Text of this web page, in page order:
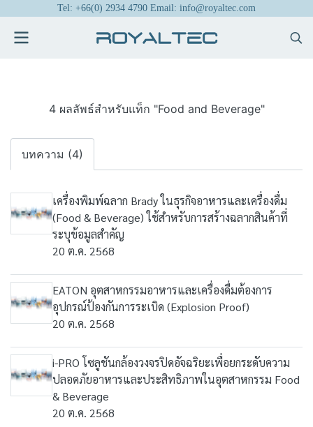
Tel: +66(0) 2934 4790 Email: info@royaltec.com
4 ผลลัพธ์สำหรับแท็ก "Food and Beverage"
บทความ (4)
เครื่องพิมพ์ฉลาก Brady ในธุรกิจอาหารและเครื่องดื่ม
(Food & Beverage) ใช้สำหรับการสร้างฉลากสินค้าที่
ระบุข้อมูลสำคัญ
20 ต.ค. 2568
EATON อุตสาหกรรมอาหารและเครื่องดื่มต้องการ
อุปกรณ์ป้องกันการระเบิด (Explosion Proof)
20 ต.ค. 2568
i-PRO โซลูชันกล้องวงจรปิดอัจฉริยะเพื่อยกระดับความ
ปลอดภัยอาหารและประสิทธิภาพในอุตสาหกรรม Food
& Beverage
20 ต.ค. 2568